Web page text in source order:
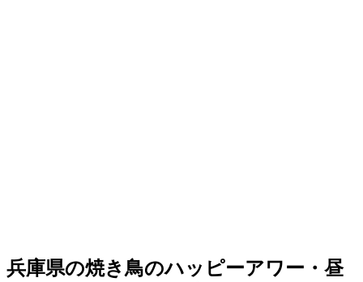
兵庫県の焼き鳥のハッピーアワー・昼